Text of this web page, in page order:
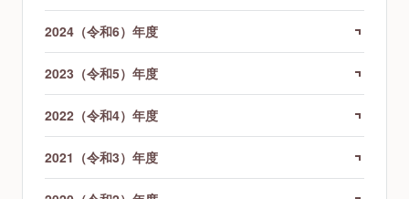
2024（令和6）年度
2023（令和5）年度
2022（令和4）年度
2021（令和3）年度